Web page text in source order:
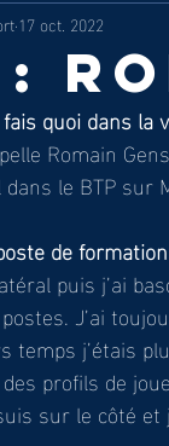
17 oct. 2022
quoi dans la
Romain
le BTP sur
de
puis j’ai
J’ai
temps j’étais
profils de
sur le côté